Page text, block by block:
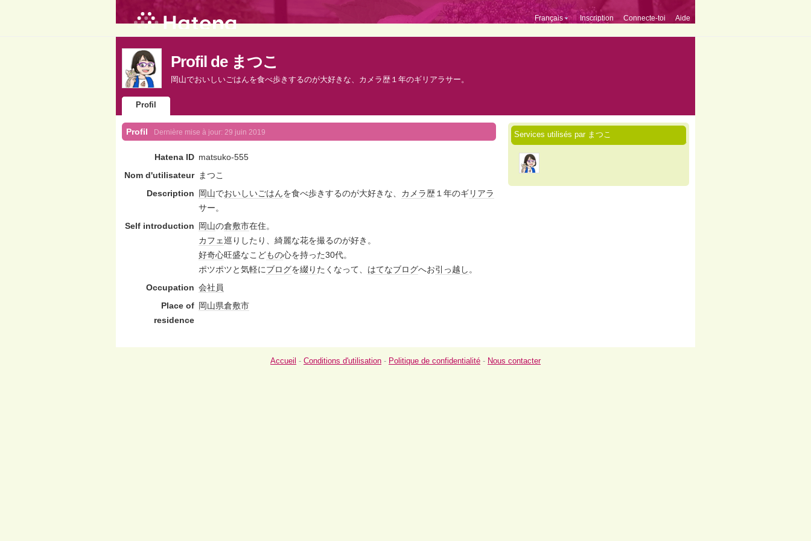
Français Inscription Connecte-toi Aide
Profil de まつこ
岡山でおいしいごはんを食べ歩きするのが大好きな、カメラ歴１年のギリアラサー。
Profil
Profil Dernière mise à jour: 29 juin 2019
Hatena ID matsuko-555
Nom d'utilisateur まつこ
Description
岡山でおいしいごはんを食べ歩きするのが大好きな、 カメラ歴１年のギリアラ
サー。
Self introduction
岡山の倉敷市在住。
カフェ巡りしたり、綺麗な花を撮るのが好き。
好奇心旺盛なこどもの心を持った30代。
ポツポツと気軽にブログを綴り たくなって、 はてなブログへお引っ越し。
Occupation 会社員
Place of
residence
岡山県倉敷市
Services utilisés par まつこ
Accueil - Conditions d'utilisation - Politique de confidentialité - Nous contacter